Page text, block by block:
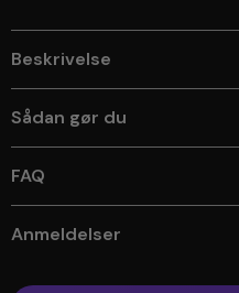
Beskrivelse
Sådan gør du
FAQ
Anmeldelser